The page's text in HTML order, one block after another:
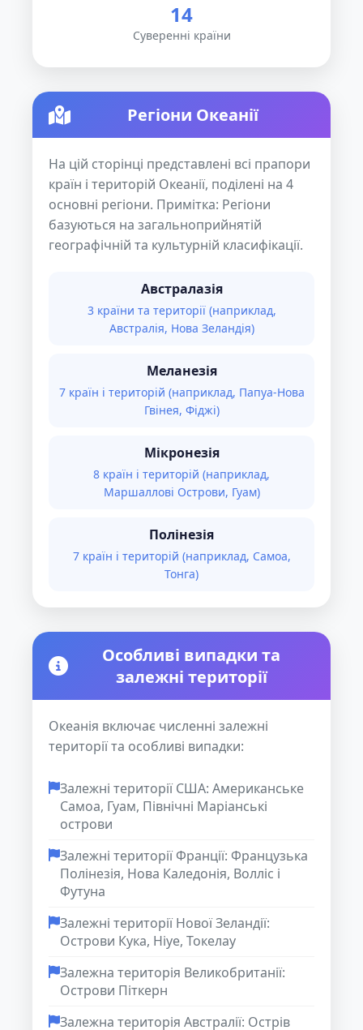
14
Суверенні країни
Регіони Океанії
На цій сторінці представлені всі прапори
країн і територій Океанії, поділені на 4
основні регіони. Примітка: Регіони
базуються на загальноприйнятій
географічній та культурній класифікації.
Австралазія
3 країни та території (наприклад,
Австралія, Нова Зеландія)
Меланезія
7 країн і територій (наприклад, Папуа-Нова
Гвінея, Фіджі)
Мікронезія
8 країн і територій (наприклад,
Маршаллові Острови, Гуам)
Полінезія
7 країн і територій (наприклад, Самоа,
Тонга)
Особливі випадки та
залежні території
Океанія включає численні залежні
території та особливі випадки:
Залежні території США: Американське
Самоа, Гуам, Північні Маріанські
острови
Залежні території Франції: Французька
Полінезія, Нова Каледонія, Волліс і
Футуна
Залежні території Нової Зеландії:
Острови Кука, Ніуе, Токелау
Залежна територія Великобританії:
Острови Піткерн
Залежна територія Австралії: Острів